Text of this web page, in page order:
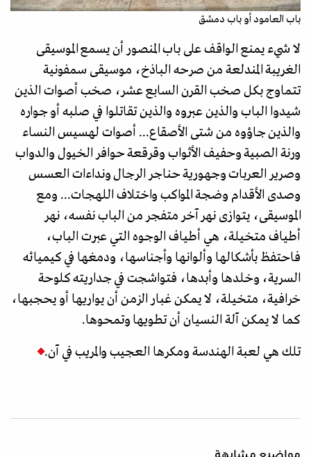
باب العامود أو باب دمشق
لا شيء يمنع الواقف على باب المنصور أن يسمع الموسيقى
الغريبة المندلعة من صرحه الباذخ، موسيقى سمفونية
تتماوج بكل صخب القرن السابع عشر، صخب أصوات الذين
شيدوا الباب والذين عبروه والذين تقاتلوا في صلبه أو جواره
والذين جاؤوه من شتى الأصقاع... أصوات لهسيس النساء
ورنة الصبية وحفيف الأثواب وقرقعة حوافر الخيول والدواب
وصرير العربات وجهورية حناجر الرجال ونداءات العسس
وصدى الأقدام وضجة المواكب واختلاف اللهجات... ومع
الموسيقى، يتوازى نهر آخر متفجر من الباب نفسه، نهر
أطياف متخيلة، هي أطياف الوجوه التي عبرت الباب،
فاحتفظ بأشكالها وألوانها وأجناسها، ودمغها في كيميائه
السرية، وخلدها وأبدها، فتواشجت في جداريته كلوحة
خرافية، متخيلة، لا يمكن غبار الزمن أن يواريها أو يحجبها،
كما لا يمكن آلة النسيان أن تطويها وتمحوها.
تلك هي لعبة الهندسة ومكرها العجيب والمريب في آن.